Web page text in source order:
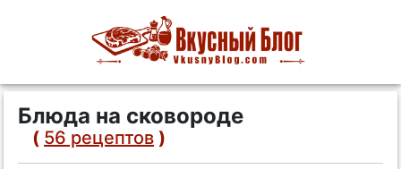
Блюда на сковороде
( 56 рецептов )